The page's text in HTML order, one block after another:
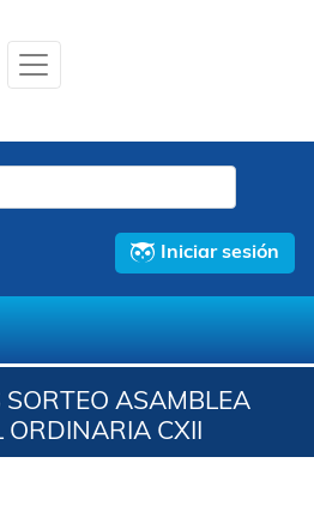
Iniciar sesión
ASAMBLEA
ORDINARIA CXII